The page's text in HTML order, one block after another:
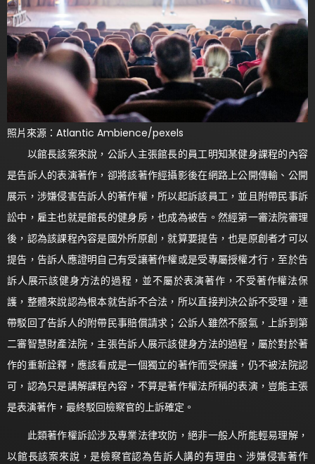
照片來源：Atlantic Ambience/pexels
以館長該案來說，公訴人主張館長的員工明知某健身課程的內容
是告訴人的表演著作，卻將該著作經攝影後在網路上公開傳輸、公開
展示，涉嫌侵害告訴人的著作權，所以起訴該員工，並且附帶民事訴
訟中，雇主也就是館長的健身房，也成為被告。然經第一審法院審理
後，認為該課程內容是國外所原創，就算要提告，也是原創者才可以
提告，告訴人應證明自己有受讓著作權或是受專屬授權才行，至於告
訴人展示該健身方法的過程，並不屬於表演著作，不受著作權法保
護，整體來說認為根本就告訴不合法，所以直接判決公訴不受理，連
帶駁回了告訴人的附帶民事賠償請求；公訴人雖然不服氣，上訴到第
二審智慧財產法院，主張告訴人展示該健身方法的過程，屬於對於著
作的重新詮釋，應該看成是一個獨立的著作而受保護，仍不被法院認
可，認為只是講解課程內容，不算是著作權法所稱的表演，豈能主張
是表演著作，最終駁回檢察官的上訴確定。
此類著作權訴訟涉及專業法律攻防，絕非一般人所能輕易理解，
以館長該案來說，是檢察官認為告訴人講的有理由、涉嫌侵害著作